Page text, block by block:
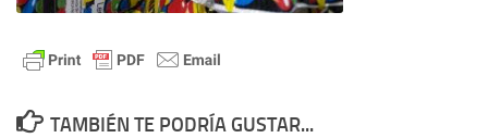
TAMBIÉN TE PODRÍA GUSTAR...